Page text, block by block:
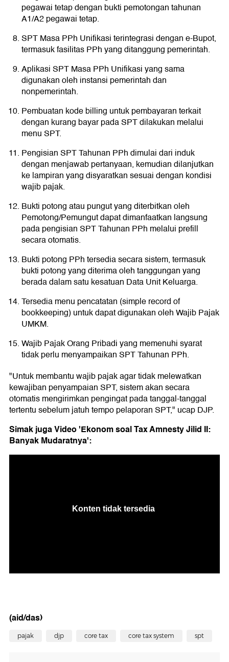
pegawai tetap dengan bukti pemotongan tahunan
A1/A2 pegawai tetap.
SPT Masa PPh Unifikasi terintegrasi dengan e-Bupot,
termasuk fasilitas PPh yang ditanggung pemerintah.
Aplikasi SPT Masa PPh Unifikasi yang sama
digunakan oleh instansi pemerintah dan
nonpemerintah.
Pembuatan kode billing untuk pembayaran terkait
dengan kurang bayar pada SPT dilakukan melalui
menu SPT.
Pengisian SPT Tahunan PPh dimulai dari induk
dengan menjawab pertanyaan, kemudian dilanjutkan
ke lampiran yang disyaratkan sesuai dengan kondisi
wajib pajak.
Bukti potong atau pungut yang diterbitkan oleh
Pemotong/Pemungut dapat dimanfaatkan langsung
pada pengisian SPT Tahunan PPh melalui prefill
secara otomatis.
Bukti potong PPh tersedia secara sistem, termasuk
bukti potong yang diterima oleh tanggungan yang
berada dalam satu kesatuan Data Unit Keluarga.
Tersedia menu pencatatan (simple record of
bookkeeping) untuk dapat digunakan oleh Wajib Pajak
UMKM.
Wajib Pajak Orang Pribadi yang memenuhi syarat
tidak perlu menyampaikan SPT Tahunan PPh.
"Untuk membantu wajib pajak agar tidak melewatkan
kewajiban penyampaian SPT, sistem akan secara
otomatis mengirimkan pengingat pada tanggal-tanggal
tertentu sebelum jatuh tempo pelaporan SPT," ucap DJP.
Simak juga Video 'Ekonom soal Tax Amnesty Jilid II:
Banyak Mudaratnya':
(aid/das)
pajak djp core tax core tax system spt